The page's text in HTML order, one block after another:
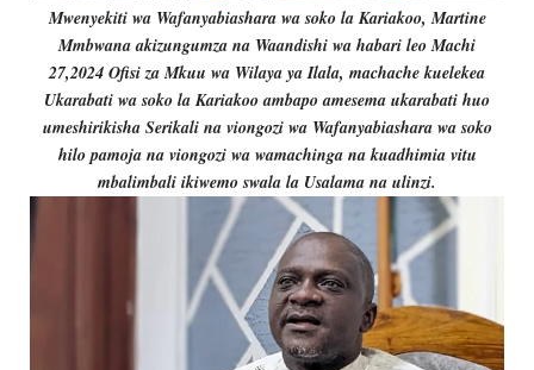
Mwenyekiti wa Wafanyabiashara wa soko la Kariakoo, Martine
Mmbwana akizungumza na Waandishi wa habari leo Machi
27,2024 Ofisi za Mkuu wa Wilaya ya Ilala, machache kuelekea
Ukarabati wa soko la Kariakoo ambapo amesema ukarabati huo
umeshirikisha Serikali na viongozi wa Wafanyabiashara wa soko
hilo pamoja na viongozi wa wamachinga na kuadhimia vitu
mbalimbali ikiwemo swala la Usalama na ulinzi.